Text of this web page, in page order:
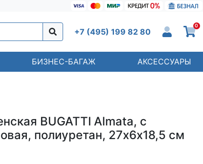
+7 (495) 199 82 80
0
БИЗНЕС-БАГАЖ АКСЕССУАРЫ
BUGATTI Almata, с
полиуретан, 27х6х18,5 см